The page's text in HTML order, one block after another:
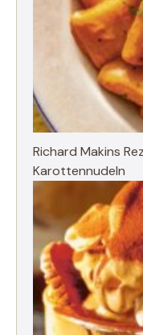
Richard Makins
Karottennudeln